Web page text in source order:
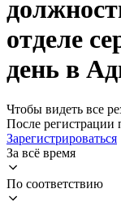
отделе
день в
Чтобы видеть все
После
Зарегистрироваться
За всё время
По соответствию